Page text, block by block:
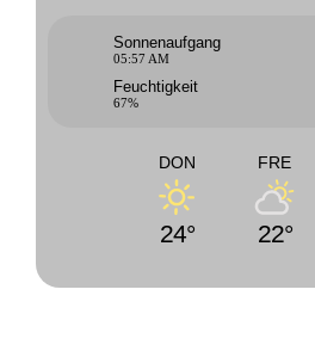
Sonnenaufgang
05:57 AM
Feuchtigkeit
67%
DON
24°
FRE
22°